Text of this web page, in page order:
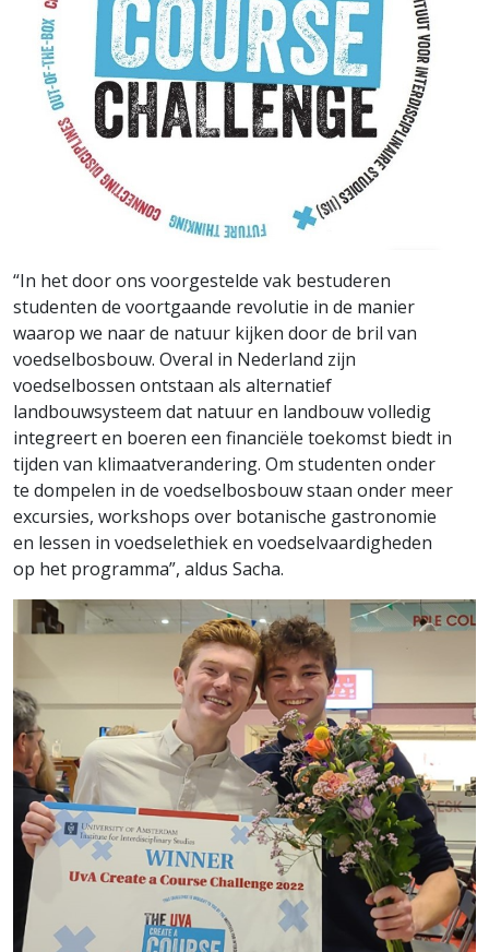
“In het door ons voorgestelde vak bestuderen
studenten de voortgaande revolutie in de manier
waarop we naar de natuur kijken door de bril van
voedselbosbouw. Overal in Nederland zijn
voedselbossen ontstaan als alternatief
landbouwsysteem dat natuur en landbouw volledig
integreert en boeren een financiële toekomst biedt in
tijden van klimaatverandering. Om studenten onder
te dompelen in de voedselbosbouw staan onder meer
excursies, workshops over botanische gastronomie
en lessen in voedselethiek en voedselvaardigheden
op het programma”, aldus Sacha.